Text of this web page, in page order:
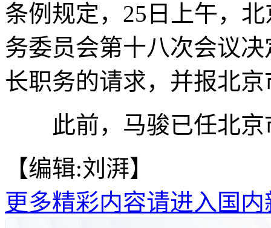
条例规定，25日上午，
务委员会第十八次会议
长职务的请求，并报北
此前，马骏已任北京
【编辑:刘湃】
更多精彩内容请进入国内